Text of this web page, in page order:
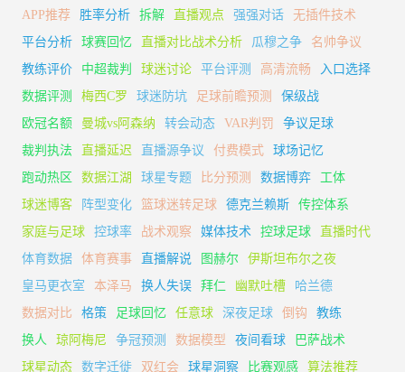
APP推荐
胜率分析 拆解 直播观点 强强对话
无插件技术
平台分析
球赛回忆 直播对比战术分析 瓜穆之争
名帅争议
教练评价
中超裁判 球迷讨论 平台评测 高清流畅
入口选择
数据评测
梅西C罗 球迷防坑 足球前瞻预测
保级战
欧冠名额
曼城vs阿森纳 转会动态 VAR判罚
争议足球
裁判执法
直播延迟 直播源争议 付费模式
球场记忆
跑动热区
数据江湖 球星专题 比分预测 数据博弈
工体
球迷博客
阵型变化 篮球迷转足球 德克兰赖斯
传控体系
家庭与足球
控球率 战术观察 媒体技术 控球足球
直播时代
体育数据
体育赛事 直播解说 图赫尔
伊斯坦布尔之夜
皇马更衣室
本泽马 换人失误 拜仁 幽默吐槽
哈兰德
数据对比
格策 足球回忆 任意球 深夜足球 倒钩
教练
换人
琼阿梅尼 争冠预测 数据模型 夜间看球
巴萨战术
球星动态
数字迁徙 双红会 球星洞察 比赛观感
算法推荐